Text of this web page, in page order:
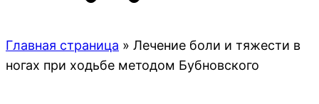
Главная страница » Лечение боли и тяжести в
ногах при ходьбе методом Бубновского